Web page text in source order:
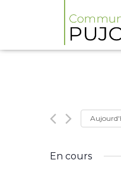
En cours